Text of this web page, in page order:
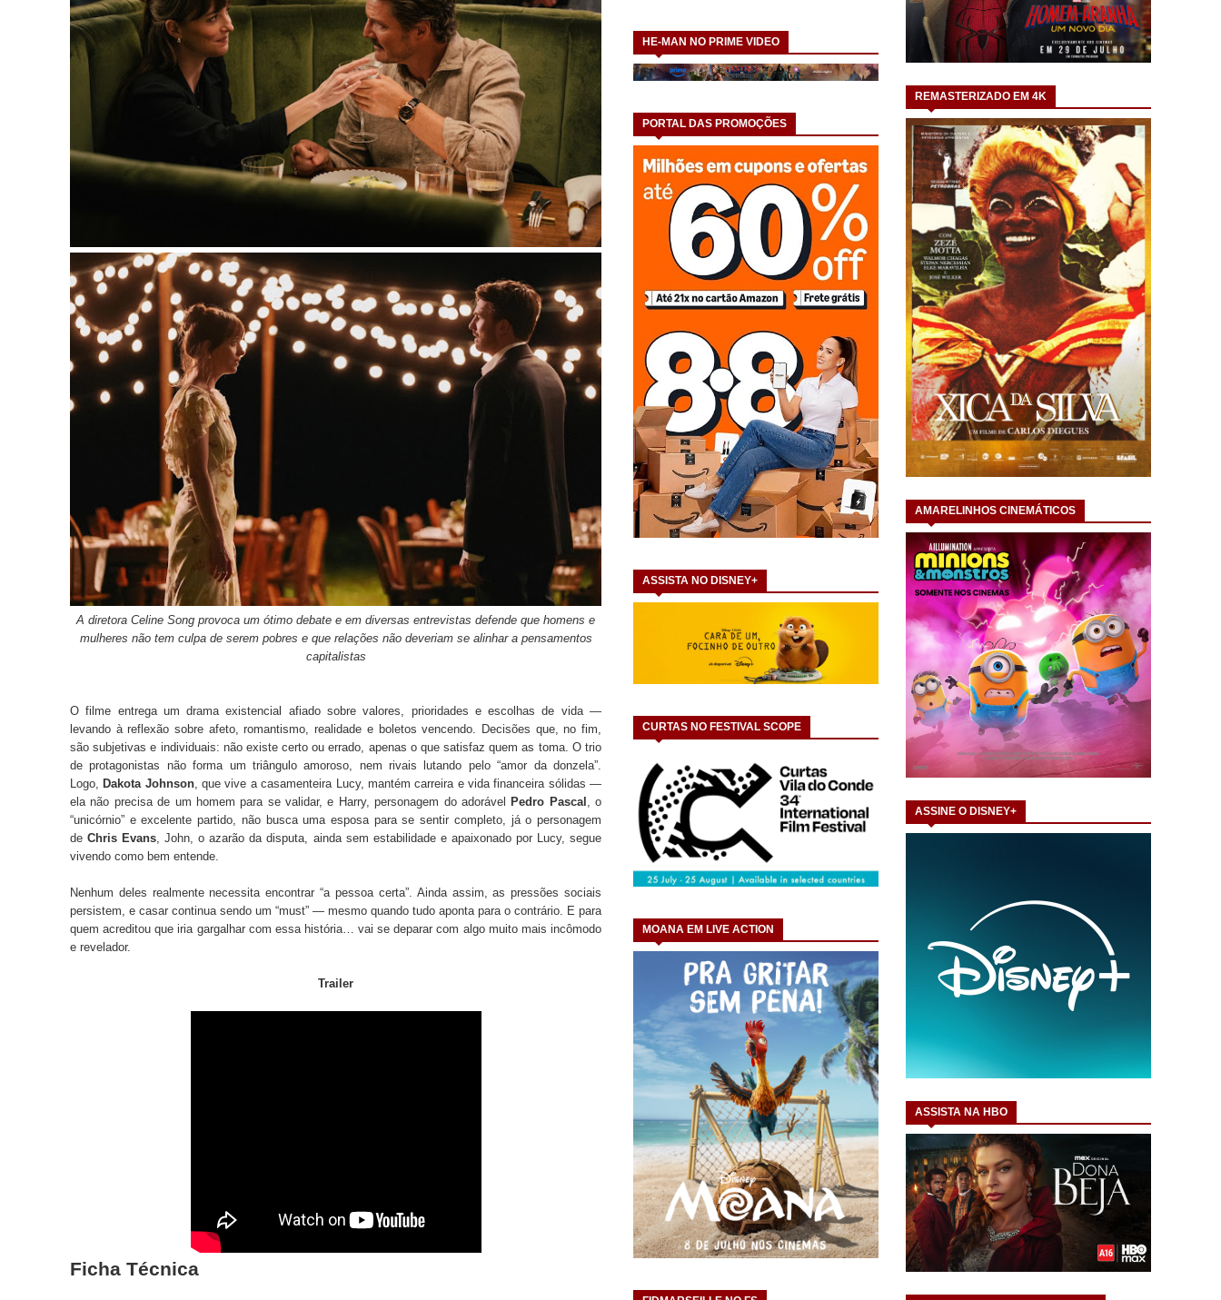
HE-MAN NO PRIME VIDEO
PORTAL DAS PROMOÇÕES
ASSISTA NO DISNEY+
CURTAS NO FESTIVAL SCOPE
MOANA EM LIVE ACTION
A diretora Celine Song provoca um ótimo debate e em diversas entrevistas defende que homens e
mulheres não tem culpa de serem pobres e que relações não deveriam se alinhar a pensamentos
capitalistas
O filme entrega um drama existencial afiado sobre valores, prioridades e escolhas de vida —
levando à reflexão sobre afeto, romantismo, realidade e boletos vencendo. Decisões que, no fim,
são subjetivas e individuais: não existe certo ou errado, apenas o que satisfaz quem as toma. O trio
de protagonistas não forma um triângulo amoroso, nem rivais lutando pelo “amor da donzela”.
Logo, Dakota Johnson, que vive a casamenteira Lucy, mantém carreira e vida financeira sólidas —
ela não precisa de um homem para se validar, e Harry, personagem do adorável
Pedro Pascal , o
“unicórnio” e excelente partido, não busca uma esposa para se sentir completo, já o personagem
deChris Evans, John, o azarão da disputa, ainda sem estabilidade e apaixonado por Lucy, segue
vivendo como bem entende.
Nenhum deles realmente necessita encontrar “a pessoa certa”. Ainda assim, as pressões sociais
persistem, e casar continua sendo um “must” — mesmo quando tudo aponta para o contrário. E para
quem acreditou que iria gargalhar com essa história… vai se deparar com algo muito mais incômodo
e revelador.
Trailer
Ficha Técnica
REMASTERIZADO EM 4K
AMARELINHOS CINEMÁTICOS
ASSINE O DISNEY+
ASSISTA NA HBO